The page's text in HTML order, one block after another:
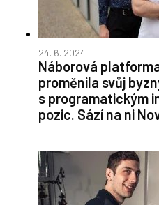
24. 6. 2024
Náborová
proměnila svůj
s programatickým
pozic. Sází na ni